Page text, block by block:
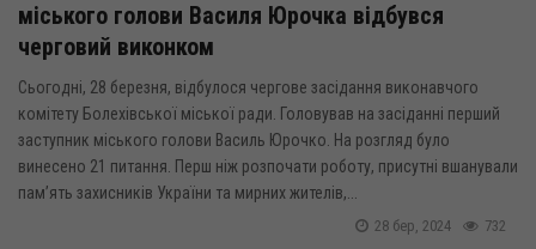
міського голови Василя Юрочка відбувся
черговий виконком
Сьогодні, 28 березня, відбулося чергове засідання виконавчого
комітету Болехівської міської ради. Головував на засіданні перший
заступник міського голови Василь Юрочко. На розгляд було
винесено 21 питання. Перш ніж розпочати роботу, присутні вшанували
пам’ять захисників України та мирних жителів,...
732
28 бер, 2024